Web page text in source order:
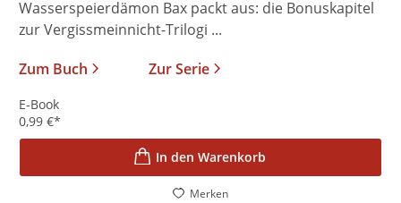
Wasserspeierdämon Bax packt aus: die Bonuskapitel
zur Vergissmeinnicht-Trilogi ...
Zum Buch
Zur Serie
E-Book
0,99 €*
In den Warenkorb
Merken